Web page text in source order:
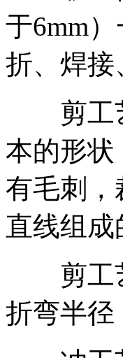
于6mm
折、焊接
剪工艺
本的形状
有毛刺，
直线组成
剪工艺
折弯半径